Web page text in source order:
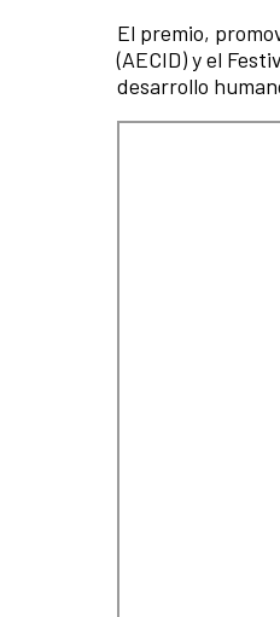
El premio,
(AECID) y el
desarrollo